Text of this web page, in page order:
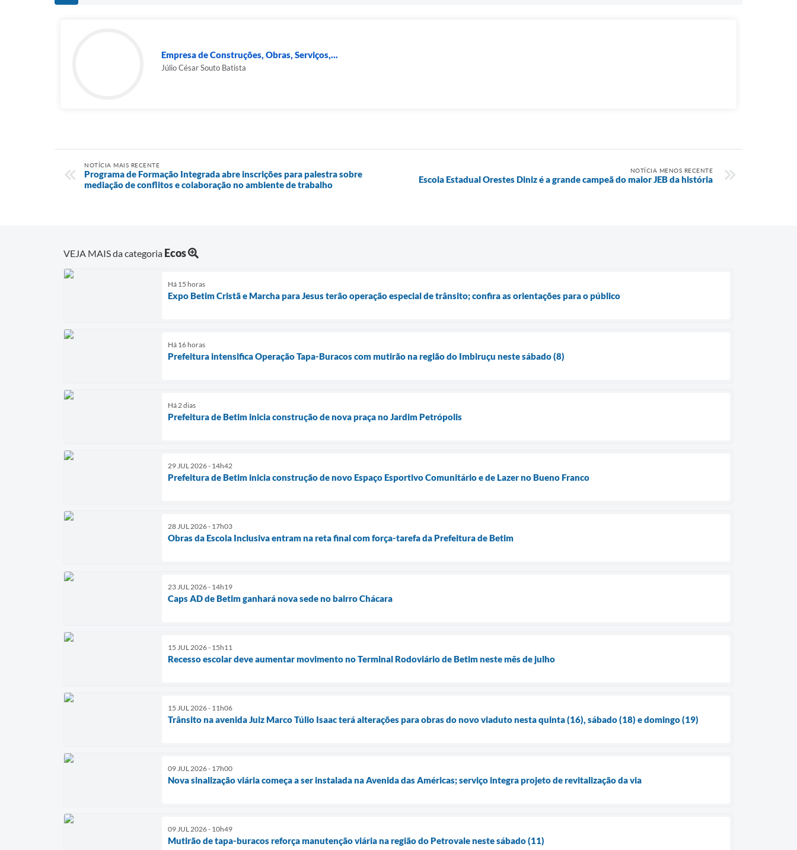
Empresa de Construções, Obras, Serviços,...
Júlio César Souto Batista
NOTÍCIA MAIS RECENTE
Programa de Formação Integrada abre inscrições para palestra sobre
mediação de conflitos e colaboração no ambiente de trabalho
NOTÍCIA MENOS RECENTE
Escola Estadual Orestes Diniz é a grande campeã do maior JEB da história
VEJA MAIS da categoria Ecos
Há 15 horas
Expo Betim Cristã e Marcha para Jesus terão operação especial de trânsito; confira as orientações para o público
Há 16 horas
Prefeitura intensifica Operação Tapa-Buracos com mutirão na região do Imbiruçu neste sábado (8)
Há 2 dias
Prefeitura de Betim inicia construção de nova praça no Jardim Petrópolis
29 JUL 2026 - 14h42
Prefeitura de Betim inicia construção de novo Espaço Esportivo Comunitário e de Lazer no Bueno Franco
28 JUL 2026 - 17h03
Obras da Escola Inclusiva entram na reta final com força-tarefa da Prefeitura de Betim
23 JUL 2026 - 14h19
Caps AD de Betim ganhará nova sede no bairro Chácara
15 JUL 2026 - 15h11
Recesso escolar deve aumentar movimento no Terminal Rodoviário de Betim neste mês de julho
15 JUL 2026 - 11h06
Trânsito na avenida Juiz Marco Túlio Isaac terá alterações para obras do novo viaduto nesta quinta (16), sábado (18) e domingo (19)
09 JUL 2026 - 17h00
Nova sinalização viária começa a ser instalada na Avenida das Américas; serviço integra projeto de revitalização da via
09 JUL 2026 - 10h49
Mutirão de tapa-buracos reforça manutenção viária na região do Petrovale neste sábado (11)